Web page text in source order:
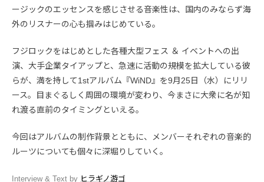
ージックのエッセンスを感じさせる音楽性は、国内のみならず海
外のリスナーの心も掴みはじめている。
フジロックをはじめとした各種大型フェス ＆ イベントへの出
演、大手企業タイアップと、急速に活動の規模を拡大している彼
らが、満を持して1stアルバム『WiND』を9月25日（水）にリリ
ース。目まぐるしく周囲の環境が変わり、今まさに大衆に名が知
れ渡る直前のタイミングといえる。
今回はアルバムの制作背景とともに、メンバーそれぞれの音楽的
ルーツについても個々に深堀りしていく。
Interview & Text by ヒラギノ游ゴ